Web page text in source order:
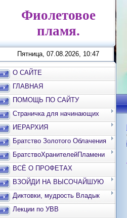
Фиолетовое
пламя.
Пятница, 07.08.2026, 10:47
О САЙТЕ
ГЛАВНАЯ
ПОМОЩЬ ПО САЙТУ
Страничка для начинающих
ИЕРАРХИЯ
Братство Золотого Облачения
БратствоХранителейПламени
ВСЁ О ПРОФЕТАХ
ВЗОЙДИ НА ВЫСОЧАЙШУЮ
ВЕРШИНУ
Диктовки, мудрость Владык
Лекции по УВВ